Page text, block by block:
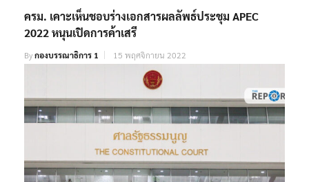
ครม. เคาะเห็นชอบร่างเอกสารผลลัพธ์ประชุม APEC
2022 หนุนเปิดการค้าเสรี
Byกองบรรณาธิการ 1 15 พฤศจิกายน 2022